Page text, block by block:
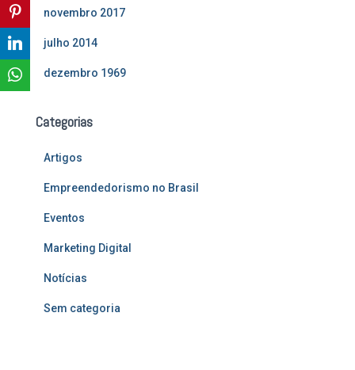
novembro 2017
julho 2014
dezembro 1969
Categorias
Artigos
Empreendedorismo no Brasil
Eventos
Marketing Digital
Notícias
Sem categoria